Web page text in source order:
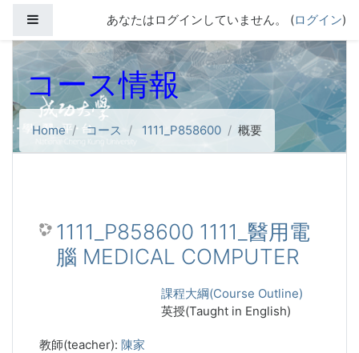
サイドパネルあなたはログインしていません。 (ログイン)
コース情報
Home コース 1111_P858600 概要
1111_P858600 1111_醫用電
腦 MEDICAL COMPUTER
課程大綱(Course Outline)
英授(Taught in English)
教師(teacher): 陳家